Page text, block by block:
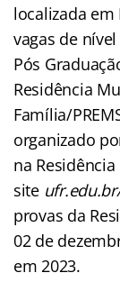
localizada em
vagas de
Pós
Residência
Família/
organizado
na
site
provas da
02 de
em 2023.